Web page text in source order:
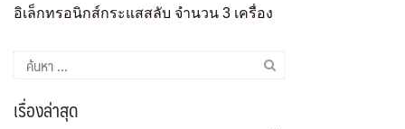
อิเล็กทรอนิกส์กระแสสลับ จำนวน 3 เครื่อง
เรื่องล่าสุด